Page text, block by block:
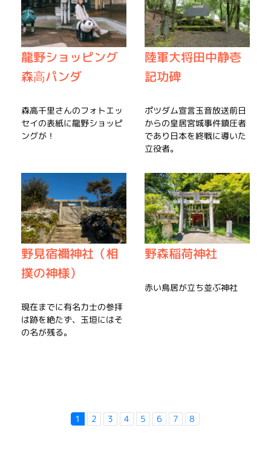
龍野ショッピング
森高パンダ
森高千里さんのフォトエッ
セイの表紙に龍野ショッピ
ングが！
陸軍大将田中静壱
記功碑
ポツダム宣言玉音放送前日
からの皇居宮城事件鎮圧者
であり日本を終戦に導いた
立役者。
野見宿禰神社（相
撲の神様）
現在までに有名力士の参拝
は跡を絶たず、玉垣にはそ
の名が残る。
野森稲荷神社
赤い鳥居が立ち並ぶ神社
1 2 3 4 5 6 7 8